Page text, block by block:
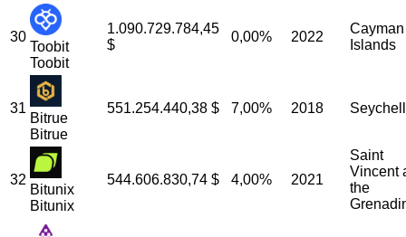
30
Toobit
Toobit
1.090.729.784,45
$
0,00% 2022
Cayman
Islands
31
Bitrue
Bitrue
551.254.440,38 $ 7,00% 2018
32
Bitunix
Bitunix
544.606.830,74 $ 4,00% 2021
Saint
Vincent
the